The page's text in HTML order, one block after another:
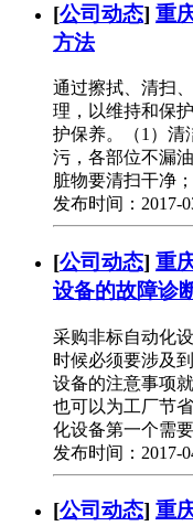
[公司动态] 重
方法
通过擦拭、清扫
理，以维持和保
护保养。（1）清
污，各部位不漏
脏物要清扫干净
发布时间：2017-
[公司动态] 重
设备的故障诊
采购非标自动化
时候必须要涉及
设备的注意事项
也可以为工厂节
化设备第一个需
发布时间：2017-
[公司动态] 重